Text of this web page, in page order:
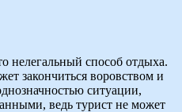
нелегальный способ отдыха.
закончиться воровством и
ситуации,
ведь турист не может